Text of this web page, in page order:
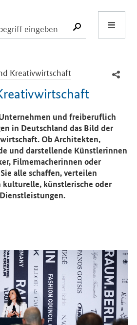
SUCHE
Kreativwirtschaft
und freiberuflich
in Deutschland das Bild der
Ob Architekten,
und darstellende Künstlerinnen
Filmemacherinnen oder
alle schaffen, verteilen
kulturelle, künstlerische oder